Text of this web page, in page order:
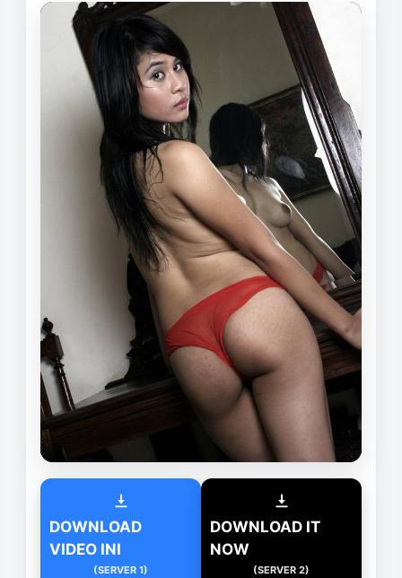
DOWNLOAD
VIDEO INI
(SERVER 1)
DOWNLOAD IT
NOW
(SERVER 2)